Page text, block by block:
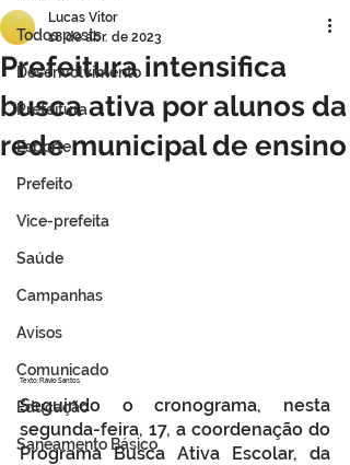
Todos posts
Desenvolvimento
Prefeitura
Esporte
Prefeito
Vice-prefeita
Saúde
Campanhas
Avisos
Comunicado
Educação
Saneamento Básico
Prefeitura intensifica
busca ativa por alunos da
rede municipal de ensino
Lucas Vitor
18 de abr. de 2023
Texto: Flávio Santos
Seguindo o cronograma, nesta
segunda-feira, 17, a coordenação do
Programa Busca Ativa Escolar, da